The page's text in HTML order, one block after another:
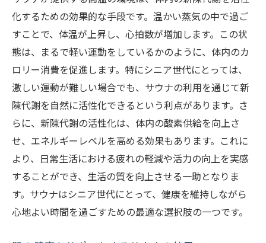
化するための効果的な手段です。温かい蒸気の中で過ご
すことで、体温が上昇し、心拍数が増加します。この状
態は、まるで軽い運動をしているかのように、体内のカ
ロリー消費を促進します。特にシニア世代にとっては、
激しい運動が難しい場合でも、サウナの利用を通じて新
陳代謝を自然に活性化できるという利点があります。さ
らに、新陳代謝の活性化は、体内の酸素供給を向上さ
せ、エネルギーレベルを高める効果もあります。これに
より、日常生活における疲れの軽減や活力の向上を実感
することができ、生活の質を向上させる一助となりま
す。サウナはシニア世代にとって、健康を維持しながら
心地よい時間を過ごすための最適な選択肢の一つです。